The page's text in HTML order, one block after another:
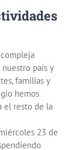
país y
familias y
hemos
el resto de la
23 de